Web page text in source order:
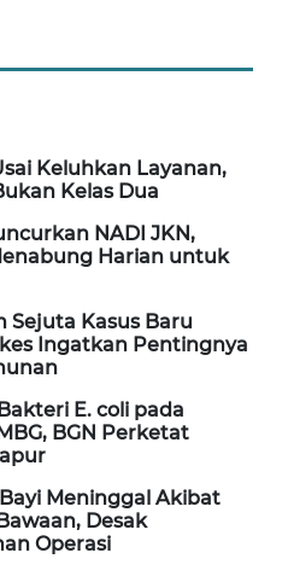
Keluhkan Layanan,
Kelas Dua
NADI JKN,
Harian untuk
Sejuta Kasus Baru
Ingatkan Pentingnya
E. coli pada
BGN Perketat
Meninggal Akibat
Desak
Operasi